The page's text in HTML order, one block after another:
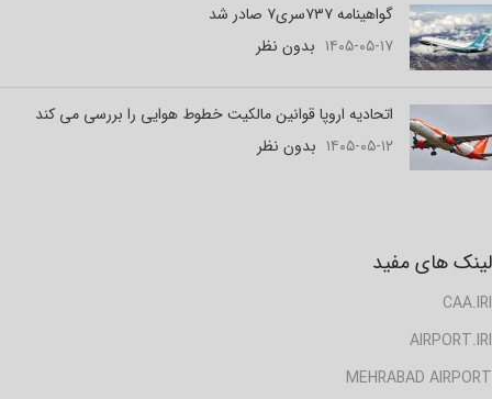
گواهینامه ۷۳۷سری۷ صادر شد
۱۴۰۵-۰۵-۱۷ بدون نظر
اتحادیه اروپا قوانین مالکیت خطوط هوایی را بررسی می کند
۱۴۰۵-۰۵-۱۲ بدون نظر
لینک های مفید
CAA.IRI
AIRPORT.IRI
MEHRABAD AIRPORT